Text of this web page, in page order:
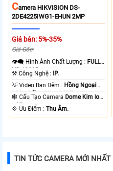
CAmera HIKVISION DS-
2DE4225IWG1-EHUN 2MP
Giá bán: 5%-35%
Giá Gốc:
👁️‍🗨 Hình Ành Chất Lượng : FULL
HD 1080P .
⚒ Công Nghệ :
IP.
💡 Video Ban Đêm : Hồng Ngoại
100m Hồng Ngoại SMD.
🕸️ Cấu Tạo Camera Dome Kim loại
+ Nhựa.
️💠 Ưu Điểm :Thu Âm.
TIN TỨC CAMERA MỚI NHẤT